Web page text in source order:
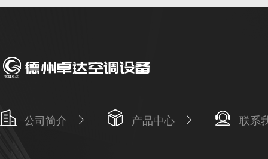
公司简介 产品中心 联系